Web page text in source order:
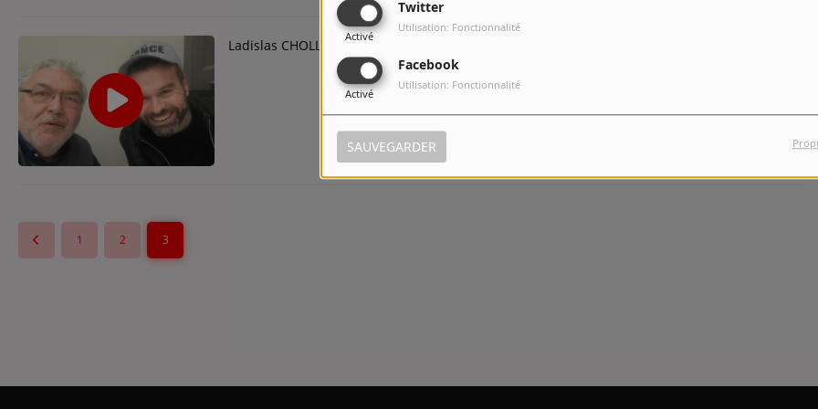
Twitter
Activé
Utilisation: Fonctionnalité
Facebook
Activé
Utilisation: Fonctionnalité
SAUVEGARDER
Ladislas CHOLLAT, un (immense) talent voué à mettre en avant celui des autres...
1 2 3